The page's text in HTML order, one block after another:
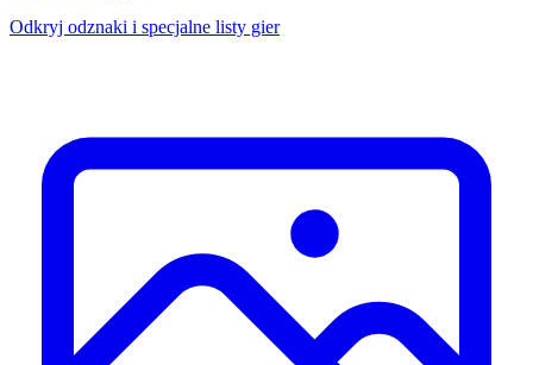
Odkryj odznaki i specjalne listy gier